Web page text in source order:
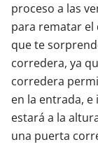
proceso a las
para rematar el
que te
corredera, ya
corredera
en la entrada,
estará a la
una puerta